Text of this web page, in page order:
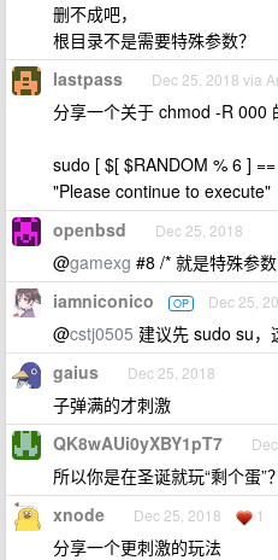
删不成吧，
根目录不是需要特殊参数？
lastpass Dec 25, 2018 via
分享一个关于 chmod -R 000
sudo [ $[ $RANDOM % 6 ]
"Please continue to execute"
openbsd Dec 25, 2018
@gamexg #8 /* 就是特殊参
iamniconico OP Dec 25,
@cstj0505 建议先 sudo su，
gaius Dec 25, 2018
子弹满的才刺激
QK8wAUi0yXBY1pT7
所以你是在圣诞就玩“剩个蛋”？
xnode Dec 25, 2018 1
分享一个更刺激的玩法